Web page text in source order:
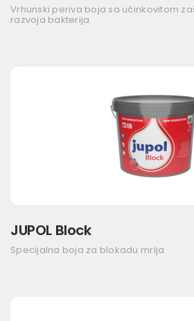
Vrhunski periva boja sa učinkovitom
razvoja bakterija
JUPOL Block
Specijalna boja za blokadu mrlja